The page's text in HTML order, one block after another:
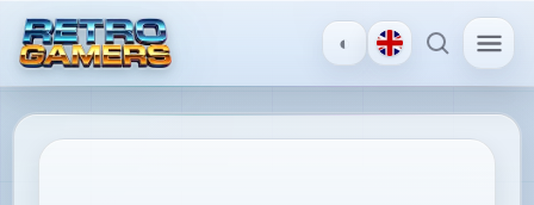
◐
MENU